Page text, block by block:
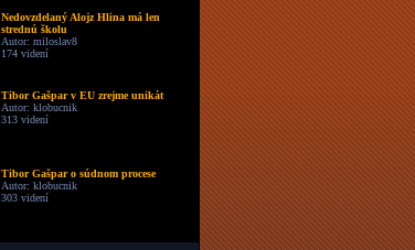
Nedovzdelaný Alojz Hlina má len
strednú školu
Autor: miloslav8
174 videní
Tibor Gašpar v EU zrejme unikát
Autor: klobucnik
313 videní
Tibor Gašpar o súdnom procese
Autor: klobucnik
303 videní